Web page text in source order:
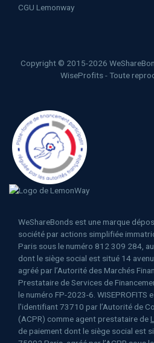
CGU Lemonway
Copyright © 2015-2026
WiseProfits - Toute
WeShareBonds est une marque
société par actions simplifiée
Paris sous le numéro 812 309 284,
dont le siège social est situé 14
agréé par l’Autorité des Marchés
Prestataire de Services de
le numéro FP-2023-6. WISEPROFITS
l'identifiant 73710 par l’Autorité de
(ACPR) comme agent prestataire de
de paiement dont le siège social est